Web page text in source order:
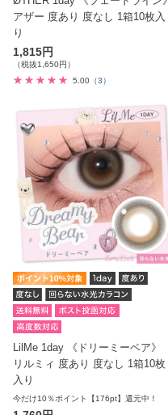
アザー 度あり 度なし 1箱10枚入
り
1,815円
（税抜1,650円）
5.00 （3）
LilMe 1day 《ドリーミーベア》
リルミィ 度あり 度なし 1箱10枚
入り
今だけ10％ポイント【176pt】還元中！